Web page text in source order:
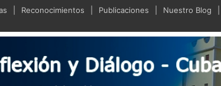
Reconocimientos Publicaciones Nuestro Blog
Reflexión y
somos parte del problema